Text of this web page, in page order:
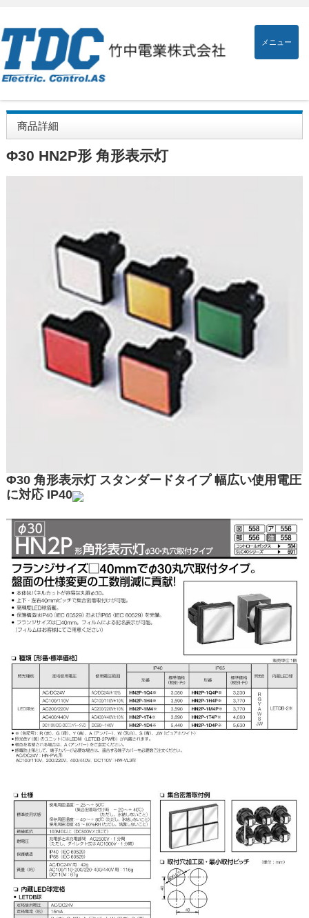
メニュー
商品詳細
Φ30 HN2P形 角形表示灯
Φ30 角形表示灯 スタンダードタイプ 幅広い使用電圧
に対応 IP40